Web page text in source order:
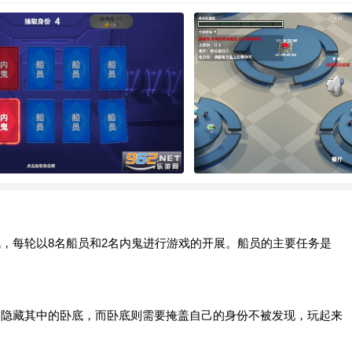
每轮以8名船员和2名内鬼进行游戏的开展。船员的主要任务是
藏其中的卧底，而卧底则需要掩盖自己的身份不被发现，玩起来